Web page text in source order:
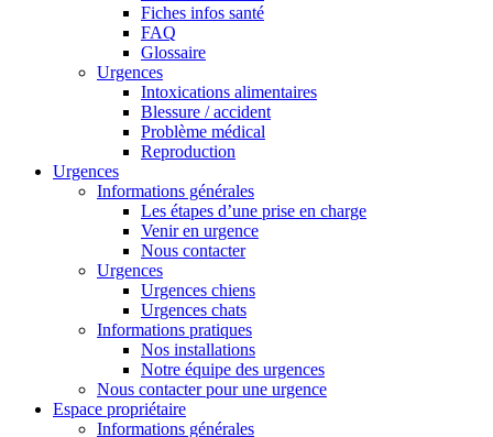
Fiches infos santé
FAQ
Glossaire
Urgences
Intoxications alimentaires
Blessure / accident
Problème médical
Reproduction
Urgences
Informations générales
Les étapes d’une prise en charge
Venir en urgence
Nous contacter
Urgences
Urgences chiens
Urgences chats
Informations pratiques
Nos installations
Notre équipe des urgences
Nous contacter pour une urgence
Espace propriétaire
Informations générales